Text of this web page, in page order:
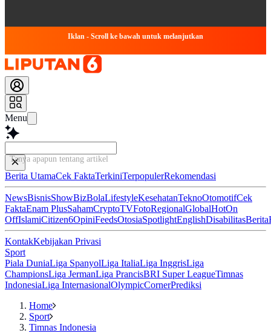
Iklan - Scroll ke bawah untuk melanjutkan
Menu
Tanya apapun tentang artikel ini...
Berita UtamaCek FaktaTerkiniTerpopulerRekomendasi
NewsBisnisShowBizBolaLifestyleKesehatanTeknoOtomotifCek
FaktaEnam PlusSahamCryptoTVFotoRegionalGlobalHotOn
OffIslamiCitizen6OpiniFeedsOtosiaSpotlightEnglishDisabilitasBerita
KontakKebijakan Privasi
Sport
Piala DuniaLiga SpanyolLiga ItaliaLiga InggrisLiga
ChampionsLiga JermanLiga PrancisBRI Super LeagueTimnas
IndonesiaLiga InternasionalOlympicCornerPrediksi
Home
Sport
Timnas Indonesia